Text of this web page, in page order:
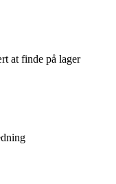
at finde på lager